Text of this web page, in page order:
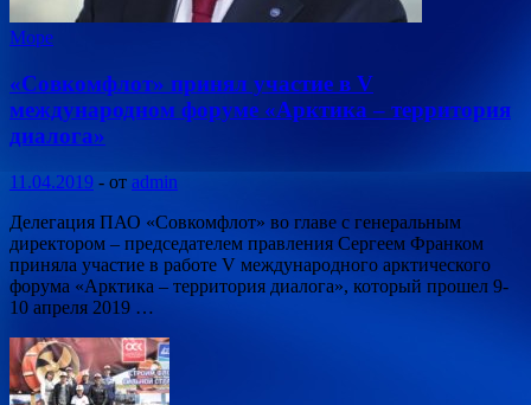
Море
«Совкомфлот» принял участие в V
международном форуме «Арктика – территория
диалога»
11.04.2019 - от admin
Делегация ПАО «Совкомфлот» во главе с генеральным
директором – председателем правления Сергеем Франком
приняла участие в работе V международного арктического
форума «Арктика – территория диалога», который прошел 9-
10 апреля 2019 …